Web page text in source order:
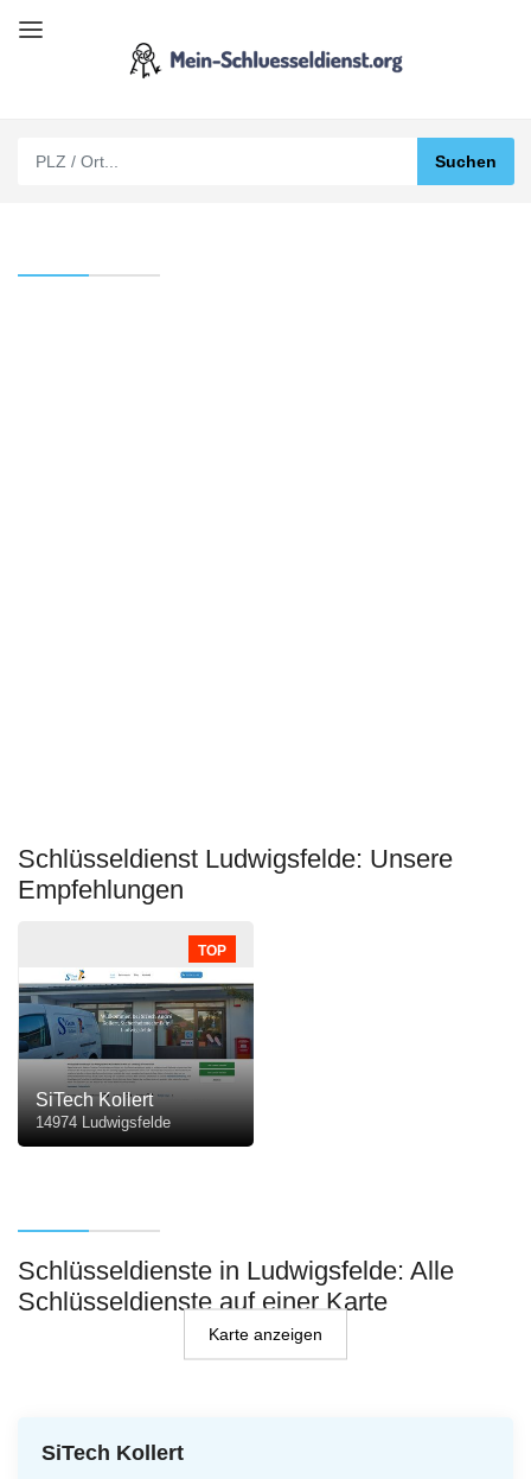
Schlüsseldienst Ludwigsfelde: Unsere
Empfehlungen
TOP
SiTech Kollert
14974 Ludwigsfelde
Schlüsseldienste in Ludwigsfelde: Alle
Schlüsseldienste auf einer Karte
Karte anzeigen
SiTech Kollert